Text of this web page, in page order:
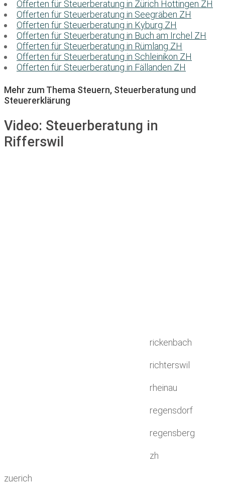
Offerten für Steuerberatung in Zürich Hottingen ZH
Offerten für Steuerberatung in Seegräben ZH
Offerten für Steuerberatung in Kyburg ZH
Offerten für Steuerberatung in Buch am Irchel ZH
Offerten für Steuerberatung in Rümlang ZH
Offerten für Steuerberatung in Schleinikon ZH
Offerten für Steuerberatung in Fällanden ZH
Mehr zum Thema Steuern, Steuerberatung und
Steuererklärung
Video: Steuerberatung in
Rifferswil
rickenbach
richterswil
rheinau
regensdorf
regensberg
zh
zuerich